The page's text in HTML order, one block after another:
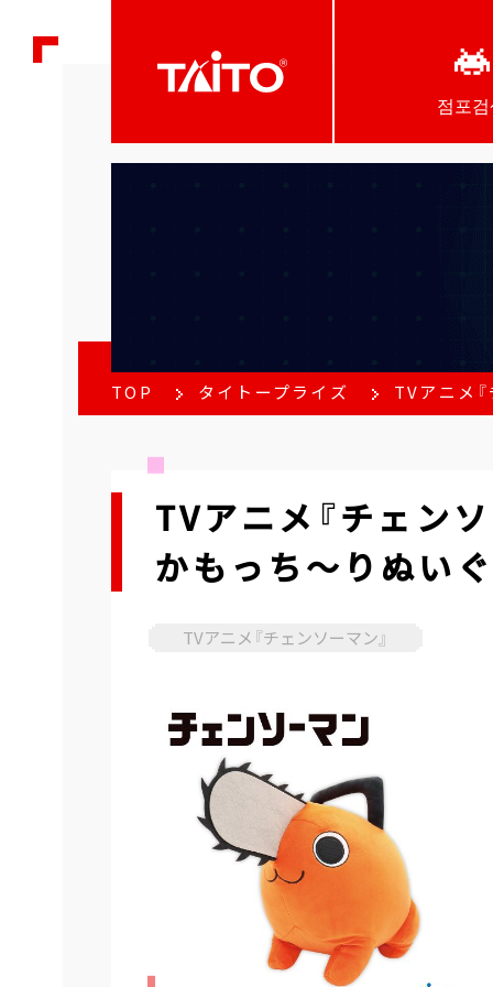
점포
TOP タイトープライズ TVアニメ
TVアニメ『チェン
かもっち～りぬい
TVアニメ『チェンソーマン』